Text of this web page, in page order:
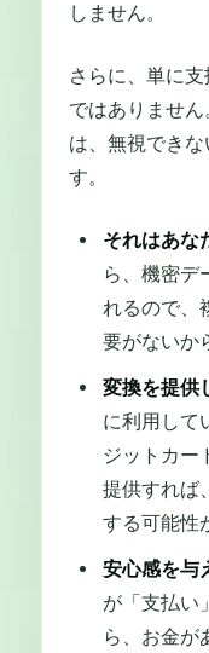
しません。
さらに、単に
ではありませ
は、無視でき
す。
それはあな
ら、機密デ
れるので、
要がないか
変換を提供
に利用して
ジットカー
提供すれば
する可能性
安心感を与
が「支払い
ら、お金が